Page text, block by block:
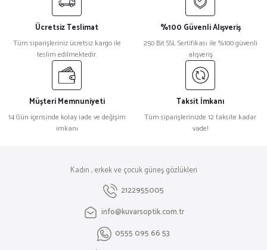
Ücretsiz Teslimat
Tüm siparişleriniz ücretsiz kargo ile
teslim edilmektedir.
%100 Güvenli Alışveriş
250 Bit SSL Sertifikası ile %100 güvenli
alışveriş
Müşteri Memnuniyeti
14 Gün içerisinde kolay iade ve değişim
imkanı
Taksit İmkanı
Tüm siparişlerinizde 12 taksite kadar
vade!
Kadın , erkek ve çocuk güneş gözlükleri
2122955005
info@kuvarsoptik.com.tr
0555 095 66 53